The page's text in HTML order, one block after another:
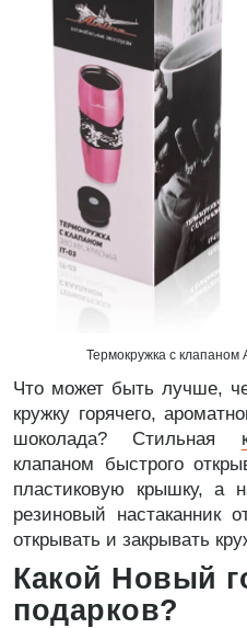
Термокружка с клапаном
Что может быть лучше,
кружку горячего,
шоколада? Стильная
клапаном быстрого
пластиковую крышку, а
резиновый настаканник
открывать и закрывать
Какой Новый
подарков?